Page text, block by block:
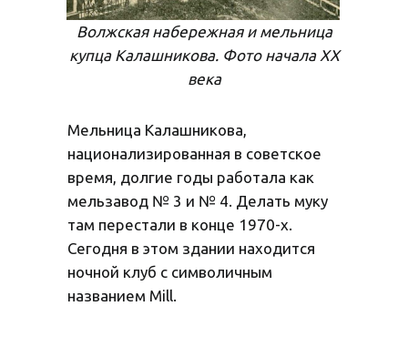
Мельница Калашникова,
национализированная в советское
время, долгие годы работала как
мельзавод № 3 и № 4. Делать муку
там перестали в конце 1970-х.
Сегодня в этом здании находится
ночной клуб с символичным
названием Mill.
Волжская набережная и мельница
купца Калашникова. Фото начала XX
века